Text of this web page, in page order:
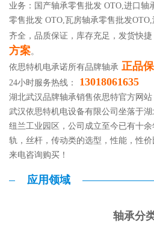
业务：国产轴承零售批发 OTO,进口轴
零售批发 OTO,瓦房轴承零售批发
齐全，品质保证，库存充足，发货快捷
方案。
依思特机电承诺所有品牌轴承 正品
24小时服务热线：
13018061635
湖北武汉品牌轴承销售依思特官方网站
武汉依思特机电设备有限公司坐落于
纽兰工业园区，公司成立至今已有十
轨，丝杆，传动类的选型，性能，性
来电咨询购买！
应用领域
轴承分